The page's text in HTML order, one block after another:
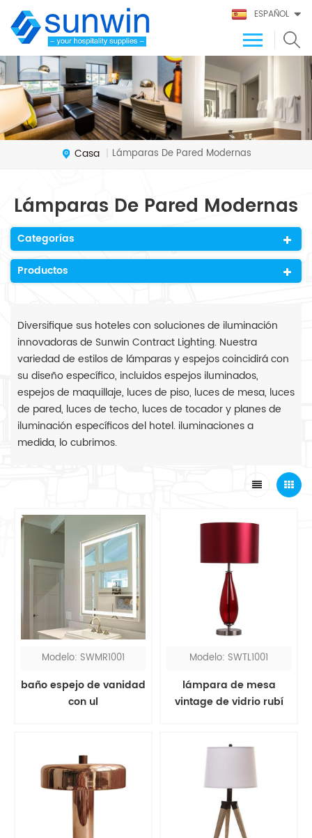
ESPAÑOL
Casa | Lámparas De Pared Modernas
Lámparas De Pared Modernas
Categorías
Productos
Diversifique sus hoteles con soluciones de iluminación
innovadoras de Sunwin Contract Lighting. Nuestra
variedad de estilos de lámparas y espejos coincidirá con
su diseño específico, incluidos espejos iluminados,
espejos de maquillaje, luces de piso, luces de mesa, luces
de pared, luces de techo, luces de tocador y planes de
iluminación específicos del hotel. iluminaciones a
medida, lo cubrimos.
Modelo: SWMR1001
baño espejo de vanidad
con ul
Modelo: SWTL1001
lámpara de mesa
vintage de vidrio rubí